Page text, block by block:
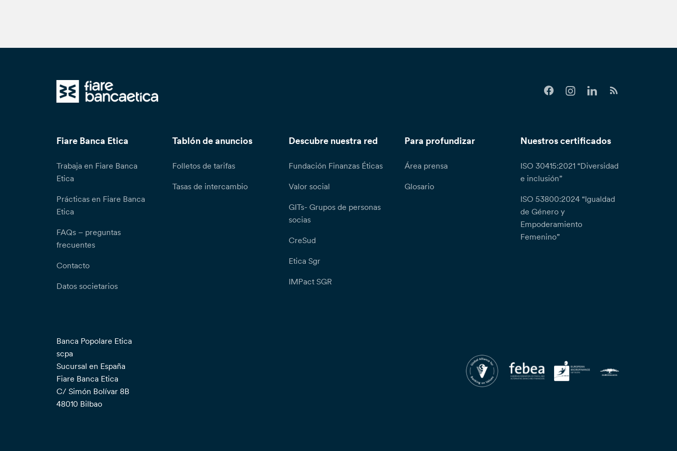
Fiare Banca Etica
Trabaja en Fiare Banca
Etica
Prácticas en Fiare Banca
Etica
FAQs – preguntas
frecuentes
Contacto
Datos societarios
Tablón de anuncios
Folletos de tarifas
Tasas de intercambio
Descubre nuestra red
Fundación Finanzas Éticas
Valor social
GITs- Grupos de personas
socias
CreSud
Etica Sgr
IMPact SGR
Para profundizar
Área prensa
Glosario
Nuestros certificados
ISO 30415:2021 “Diversidad
e inclusión”
ISO 53800:2024 “Igualdad
de Género y
Empoderamiento
Femenino”
Banca Popolare Etica
scpa
Sucursal en España
Fiare Banca Etica
C/ Simón Bolívar 8B
48010 Bilbao